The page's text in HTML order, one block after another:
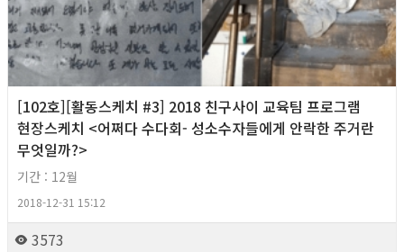
[102호][활동스케치 #3] 2018 친구사이 교육팀 프로그램
현장스케치 <어쩌다 수다회- 성소수자들에게 안락한 주거란
무엇일까?>
기간 : 12월
2018-12-31 15:12
3573